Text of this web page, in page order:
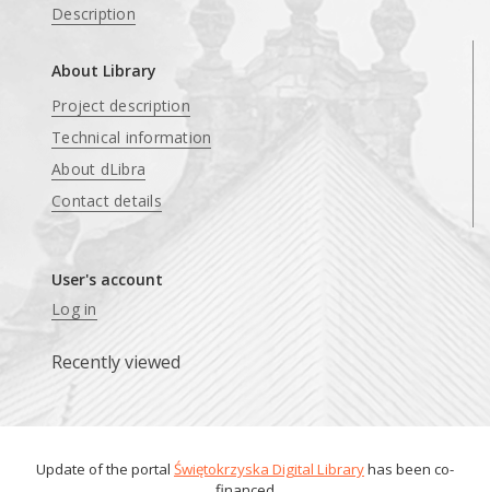
Description
About Library
Project description
Technical information
About dLibra
Contact details
User's account
Log in
Recently viewed
Update of the portal Świętokrzyska Digital Libraryhas been co-